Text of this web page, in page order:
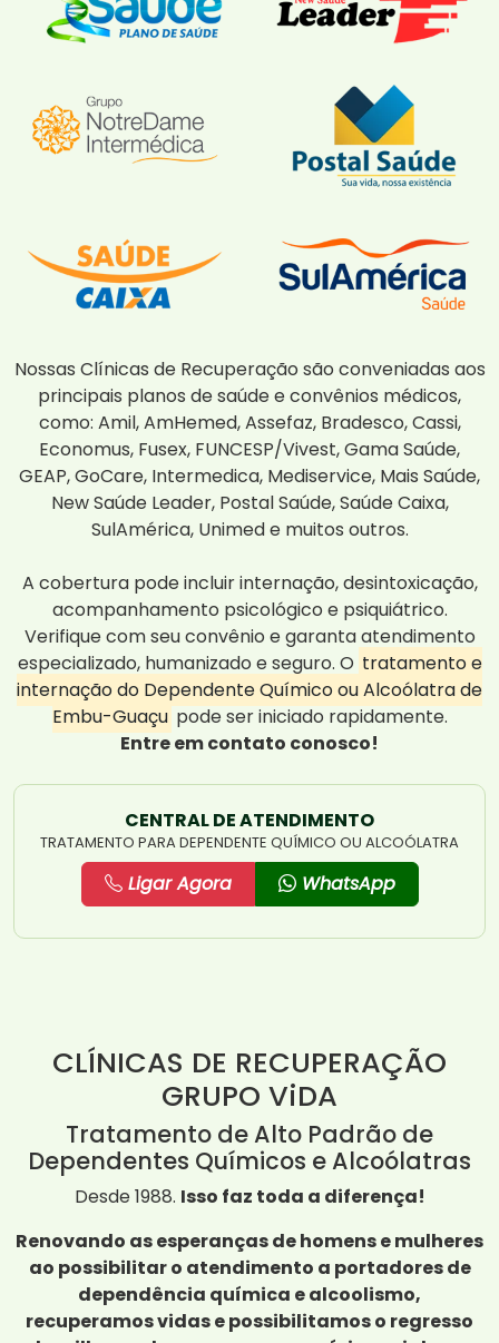
Nossas Clínicas de Recuperação são conveniadas aos
principais planos de saúde e convênios médicos,
como: Amil, AmHemed, Assefaz, Bradesco, Cassi,
Economus, Fusex, FUNCESP/Vivest, Gama Saúde,
GEAP, GoCare, Intermedica, Mediservice, Mais Saúde,
New Saúde Leader, Postal Saúde, Saúde Caixa,
SulAmérica, Unimed e muitos outros.
A cobertura pode incluir internação, desintoxicação,
acompanhamento psicológico e psiquiátrico.
Verifique com seu convênio e garanta atendimento
especializado, humanizado e seguro. O tratamento e
internação do Dependente Químico ou Alcoólatra de
Embu-Guaçu pode ser iniciado rapidamente.
Entre em contato conosco!
CENTRAL DE ATENDIMENTO
TRATAMENTO PARA DEPENDENTE QUÍMICO OU ALCOÓLATRA
Ligar Agora WhatsApp
CLÍNICAS DE RECUPERAÇÃO
GRUPO ViDA
Tratamento de Alto Padrão de
Dependentes Químicos e Alcoólatras
Desde 1988. Isso faz toda a diferença!
Renovando as esperanças de homens e mulheres
ao possibilitar o atendimento a portadores de
dependência química e alcoolismo,
recuperamos vidas e possibilitamos o regresso